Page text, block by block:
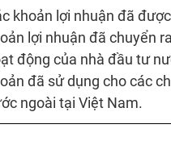
khoản lợi nhuận đã
lợi nhuận đã chuyển
động của nhà đầu tư
đã sử dụng cho các
ngoài tại Việt Nam.